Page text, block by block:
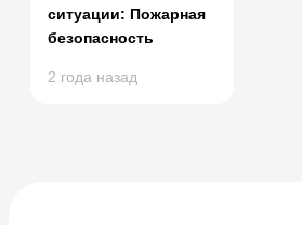
ситуации: Пожарная
безопасность
2 года назад